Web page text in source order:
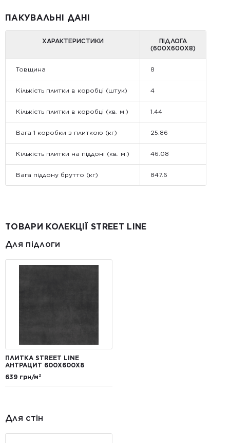
ПАКУВАЛЬНІ ДАНІ
ХАРАКТЕРИСТИКИ
ПІДЛОГА
(600Х600Х8)
Товщина 8
Кількість плитки в коробці (штук) 4
Кількість плитки в коробці (кв. м.) 1.44
Вага 1 коробки з плиткою (кг) 25.86
Кількість плитки на піддоні (кв. м.) 46.08
Вага піддону брутто (кг) 847.6
ТОВАРИ КОЛЕКЦІЇ STREET LINE
Для підлоги
ПЛИТКА STREET LINE
АНТРАЦИТ 600X600X8
639 грн/м²
Для стін